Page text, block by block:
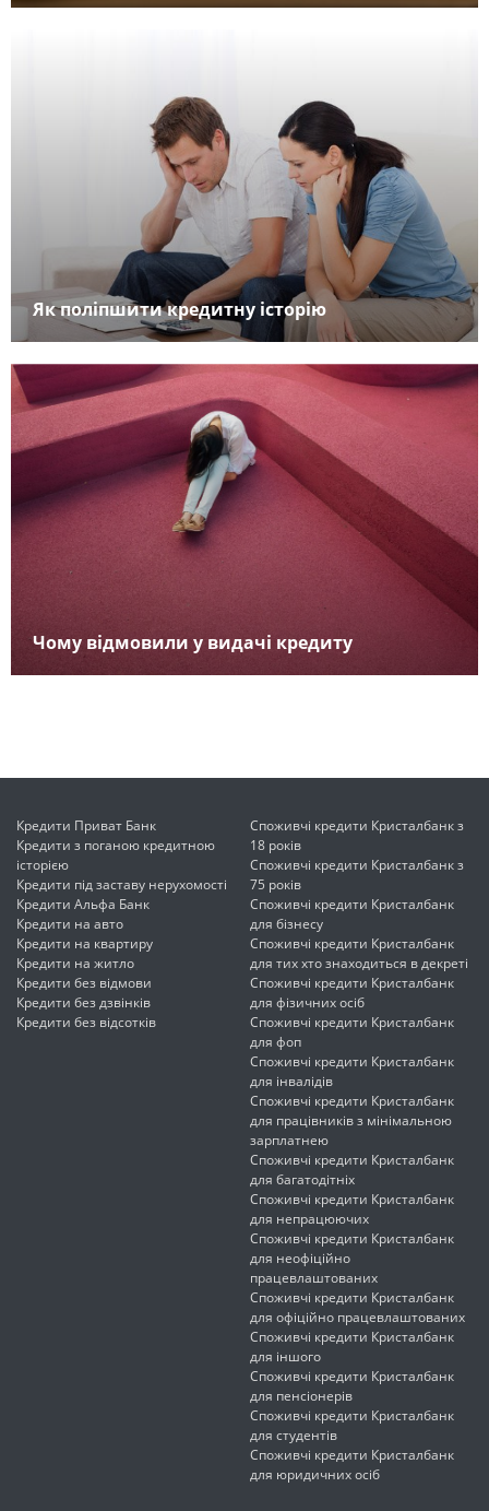
Як поліпшити кредитну історію
Чому відмовили у видачі кредиту
Кредити Приват Банк
Кредити з поганою кредитною
історією
Кредити під заставу нерухомості
Кредити Альфа Банк
Кредити на авто
Кредити на квартиру
Кредити на житло
Кредити без відмови
Кредити без дзвінків
Кредити без відсотків
Споживчі кредити Кристалбанк з
18 років
Споживчі кредити Кристалбанк з
75 років
Споживчі кредити Кристалбанк
для бізнесу
Споживчі кредити Кристалбанк
для тих хто знаходиться в декреті
Споживчі кредити Кристалбанк
для фізичних осіб
Споживчі кредити Кристалбанк
для фоп
Споживчі кредити Кристалбанк
для інвалідів
Споживчі кредити Кристалбанк
для працівників з мінімальною
зарплатнею
Споживчі кредити Кристалбанк
для багатодітніх
Споживчі кредити Кристалбанк
для непрацюючих
Споживчі кредити Кристалбанк
для неофіційно
працевлаштованих
Споживчі кредити Кристалбанк
для офіційно працевлаштованих
Споживчі кредити Кристалбанк
для іншого
Споживчі кредити Кристалбанк
для пенсіонерів
Споживчі кредити Кристалбанк
для студентів
Споживчі кредити Кристалбанк
для юридичних осіб